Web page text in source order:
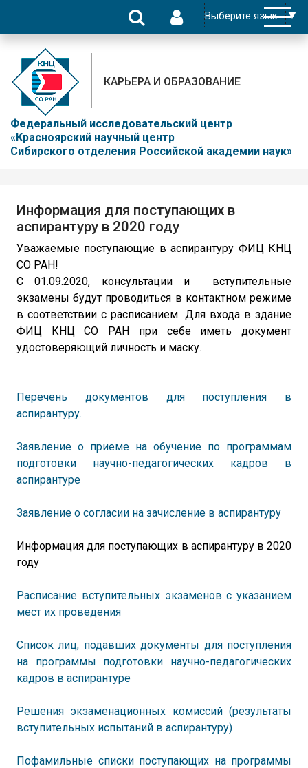
Федеральный исследовательский центр
«Красноярский научный центр
Сибирского отделения Российской академии наук»
КАРЬЕРА И ОБРАЗОВАНИЕ
Информация для поступающих в
аспирантуру в 2020 году
Уважаемые поступающие в аспирантуру ФИЦ КНЦ
СО РАН!
С 01.09.2020, консультации и вступительные
экзамены будут проводиться в контактном режиме
в соответствии с расписанием. Для входа в здание
ФИЦ КНЦ СО РАН при себе иметь документ
удостоверяющий личность и маску.
Перечень документов для поступления в
аспирантуру.
Заявление о приеме на обучение по программам
подготовки научно-педагогических кадров в
аспирантуре
Заявление о согласии на зачисление в аспирантуру
Информация для поступающих в аспирантуру в 2020
году
Расписание вступительных экзаменов с указанием
мест их проведения
Список лиц, подавших документы для поступления
на программы подготовки научно-педагогических
кадров в аспирантуре
Решения экзаменационных комиссий (результаты
вступительных испытаний в аспирантуру)
Пофамильные списки поступающих на программы